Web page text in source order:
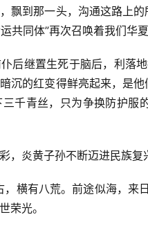
飘到那一头，沟通这路上
共同体”再次召唤着我们华
后继置生死于脑后，利落
沉的红变得鲜亮起来，是
千青丝，只为争换防护服
，炎黄子孙不断迈进民族复
横有八荒。前途似海，来
荣光。